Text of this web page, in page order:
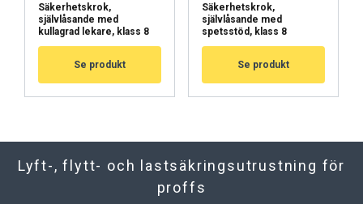
Säkerhetskrok,
självlåsande med
kullagrad lekare, klass 8
Se produkt
Säkerhetskrok,
självlåsande med
spetsstöd, klass 8
Se produkt
Lyft-, flytt- och lastsäkringsutrustning för
proffs